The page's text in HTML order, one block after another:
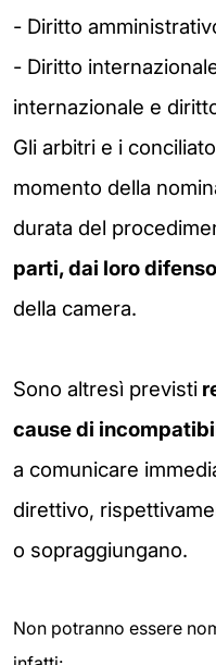
- Diritto
- Diritto
internazionale e
Gli arbitri e i
momento della
durata del
parti, dai loro
della camera.
Sono altresì previsti
cause di
a comunicare
direttivo,
o sopraggiungano.
Non potranno essere